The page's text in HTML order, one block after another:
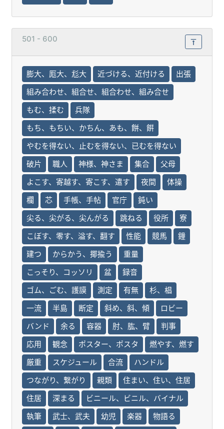
501 - 600
膨大、厖大、尨大 近づける、近付ける
出張
組み合わせ、組合せ、組合わせ、組み合せ
もむ、揉む
兵隊
もち、もちい、かちん、あも、餅、餠
やむを得ない、止むを得ない、已むを得ない
破片
職人 神様、神さま 集合
父母
よこす、寄越す、寄こす、遣す
夜間
体操
欄
芯 手帳、手帖 官庁
鈍い
尖る、尖がる、尖んがる
跳ねる 役所
寮
こぼす、零す、溢す、翻す
性能 競馬
鐘
建つ
からかう、揶揄う
重量
こっそり、コッソリ
盆
録音
ゴム、ごむ、護謨
測定 有無
杉、椙
一流
半島 断定 斜め、斜、傾
ロビー
バンド
余る 容器 肘、肱、臂
判事
応用
観念 ポスター、ポスタ
燃やす、燃す
厳重
スケジュール 合流
ハンドル
つながり、繋がり
親類
住まい、住い、住居
住居
深まる
ビニール、ビニル、バイナル
執筆
武士、武夫 幼児 楽器
物語る